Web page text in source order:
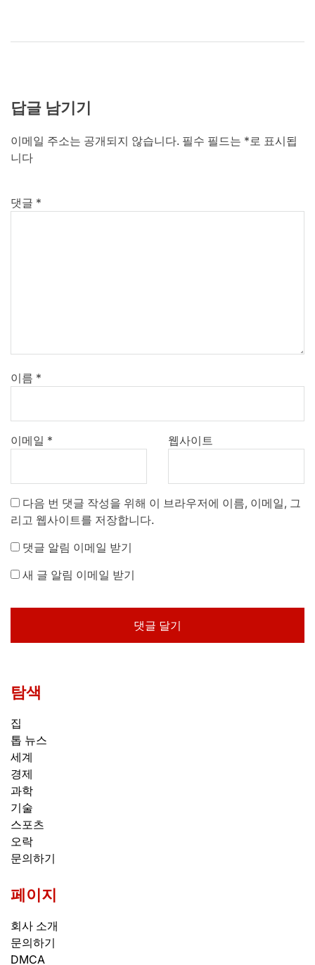
답글 남기기
이메일 주소는 공개되지 않습니다. 필수 필드는 *로 표시됩
니다
댓글 *
이름 *
이메일 * 웹사이트
다음 번 댓글 작성을 위해 이 브라우저에 이름, 이메일, 그
리고 웹사이트를 저장합니다.
댓글 알림 이메일 받기
새 글 알림 이메일 받기
탐색
집
톱 뉴스
세계
경제
과학
기술
스포츠
오락
문의하기
페이지
회사 소개
문의하기
DMCA